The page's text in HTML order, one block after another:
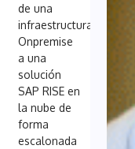
de una
infraestructura
Onpremise
a una
solución
SAP RISE en
la nube de
forma
escalonada